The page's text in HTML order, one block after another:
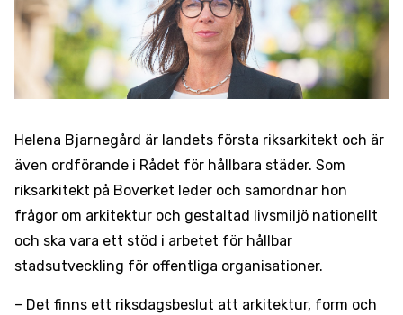
Helena Bjarnegård är landets första riksarkitekt och är
även ordförande i Rådet för hållbara städer. Som
riksarkitekt på Boverket leder och samordnar hon
frågor om arkitektur och gestaltad livsmiljö nationellt
och ska vara ett stöd i arbetet för hållbar
stadsutveckling för offentliga organisationer.
– Det finns ett riksdagsbeslut att arkitektur, form och